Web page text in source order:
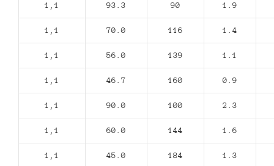
1,1 93.3 90 1.9
1,1 70.0 116 1.4
1,1 56.0 139 1.1
1,1 46.7 160 0.9
1,1 90.0 100 2.3
1,1 60.0 144 1.6
1,1 45.0 184 1.3